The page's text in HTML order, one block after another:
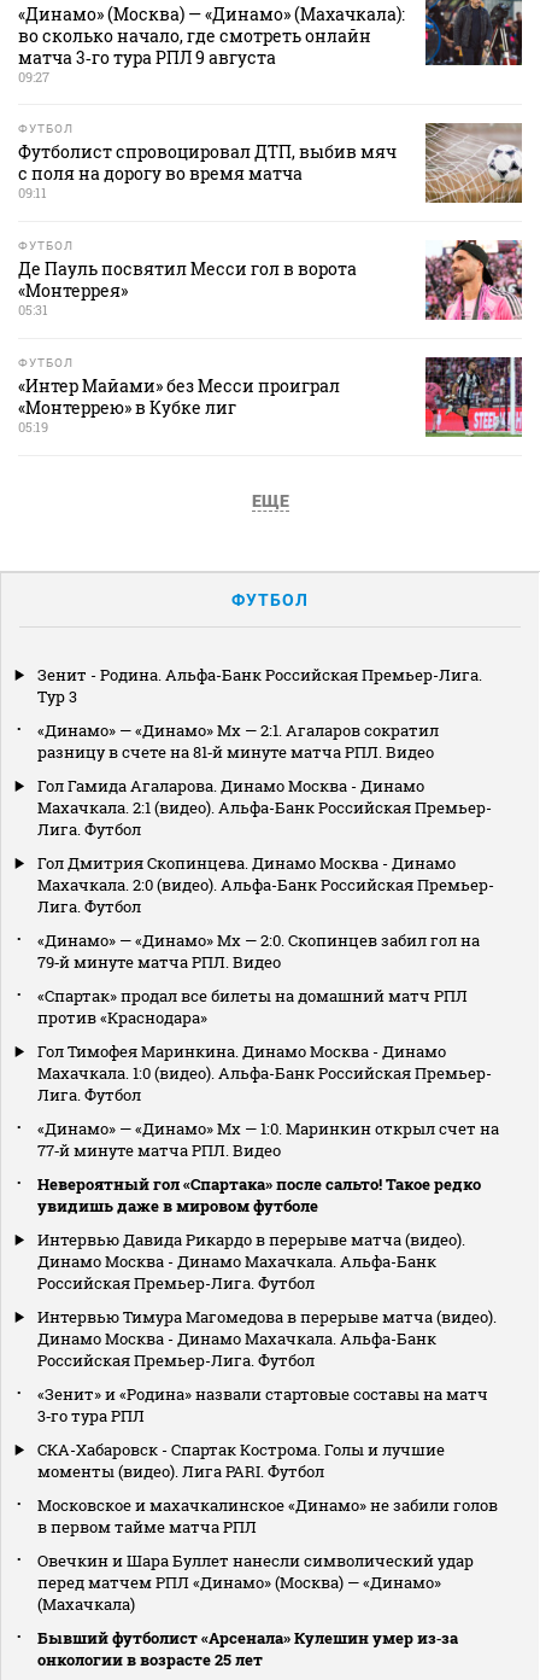
«Динамо» (Москва) — «Динамо» (Махачкала):
во сколько начало, где смотреть онлайн
матча 3‑го тура РПЛ 9 августа
09:27
ФУТБОЛ
Футболист спровоцировал ДТП, выбив мяч
с поля на дорогу во время матча
09:11
ФУТБОЛ
Де Пауль посвятил Месси гол в ворота
«Монтеррея»
05:31
ФУТБОЛ
«Интер Майами» без Месси проиграл
«Монтеррею» в Кубке лиг
05:19
ЕЩЕ
ФУТБОЛ
Зенит - Родина. Альфа-Банк Российская Премьер-Лига.
Тур 3
«Динамо» — «Динамо» Мх — 2:1. Агаларов сократил
разницу в счете на 81‑й минуте матча РПЛ. Видео
Гол Гамида Агаларова. Динамо Москва - Динамо
Махачкала. 2:1 (видео). Альфа-Банк Российская Премьер-
Лига. Футбол
Гол Дмитрия Скопинцева. Динамо Москва - Динамо
Махачкала. 2:0 (видео). Альфа-Банк Российская Премьер-
Лига. Футбол
«Динамо» — «Динамо» Мх — 2:0. Скопинцев забил гол на
79‑й минуте матча РПЛ. Видео
«Спартак» продал все билеты на домашний матч РПЛ
против «Краснодара»
Гол Тимофея Маринкина. Динамо Москва - Динамо
Махачкала. 1:0 (видео). Альфа-Банк Российская Премьер-
Лига. Футбол
«Динамо» — «Динамо» Мх — 1:0. Маринкин открыл счет на
77‑й минуте матча РПЛ. Видео
Невероятный гол «Спартака» после сальто! Такое редко
увидишь даже в мировом футболе
Интервью Давида Рикардо в перерыве матча (видео).
Динамо Москва - Динамо Махачкала. Альфа-Банк
Российская Премьер-Лига. Футбол
Интервью Тимура Магомедова в перерыве матча (видео).
Динамо Москва - Динамо Махачкала. Альфа-Банк
Российская Премьер-Лига. Футбол
«Зенит» и «Родина» назвали стартовые составы на матч
3‑го тура РПЛ
СКА-Хабаровск - Спартак Кострома. Голы и лучшие
моменты (видео). Лига PARI. Футбол
Московское и махачкалинское «Динамо» не забили голов
в первом тайме матча РПЛ
Овечкин и Шара Буллет нанесли символический удар
перед матчем РПЛ «Динамо» (Москва) — «Динамо»
(Махачкала)
Бывший футболист «Арсенала» Кулешин умер из‑за
онкологии в возрасте 25 лет